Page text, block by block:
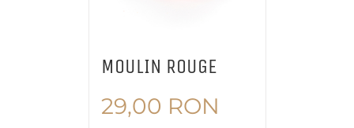
MOULIN ROUGE
29,00 RON